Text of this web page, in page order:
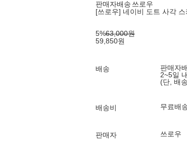
판매자배송 쓰로우
[쓰로우] 네이비 도트 사각
5%63,000원
59,850원
배송
판매자
2~5일
(단, 배
배송비 무료배
판매자 쓰로우